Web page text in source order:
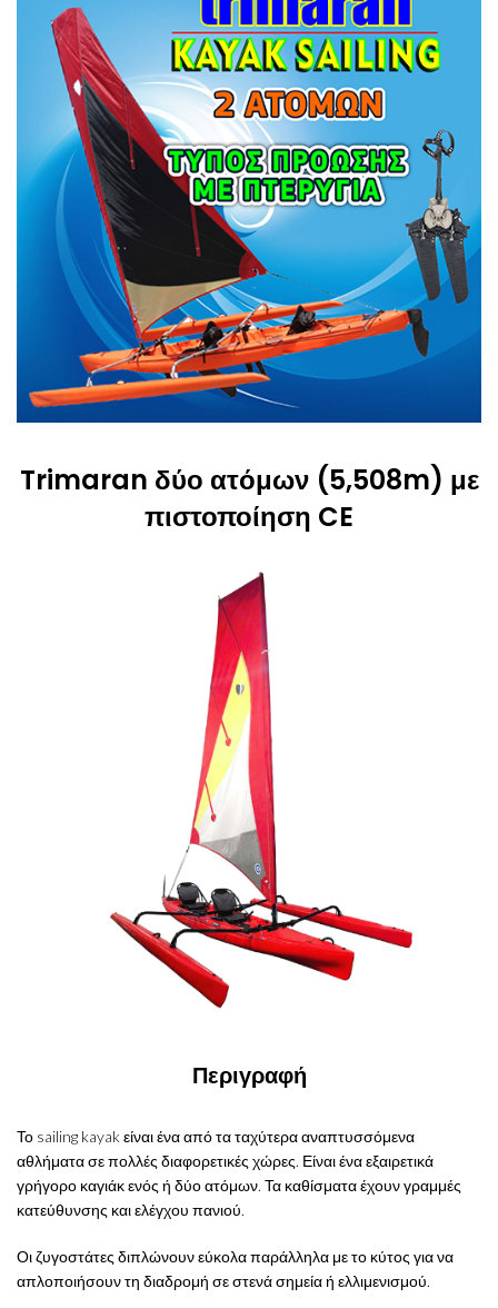
Trimaran δύο ατόμων (5,508m) με
πιστοποίηση CE
Περιγραφή
Το sailing kayak είναι ένα από τα ταχύτερα αναπτυσσόμενα
αθλήματα σε πολλές διαφορετικές χώρες. Είναι ένα εξαιρετικά
γρήγορο καγιάκ ενός ή δύο ατόμων. Τα καθίσματα έχουν γραμμές
κατεύθυνσης και ελέγχου πανιού.
Οι ζυγοστάτες διπλώνουν εύκολα παράλληλα με το κύτος για να
απλοποιήσουν τη διαδρομή σε στενά σημεία ή ελλιμενισμού.